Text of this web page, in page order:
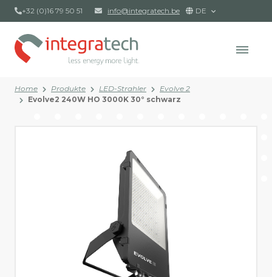
+32 (0)16 79 50 51 info@integratech.be DE
Home Produkte LED-Strahler
Evolve 2
Evolve2 240W HO 3000K 30° schwarz